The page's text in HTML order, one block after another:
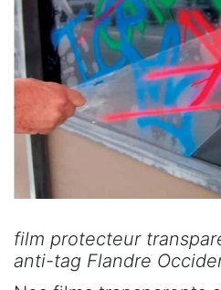
film protecteur
anti-tag Flandre